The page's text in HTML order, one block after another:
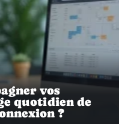
vos
quotidien de
?